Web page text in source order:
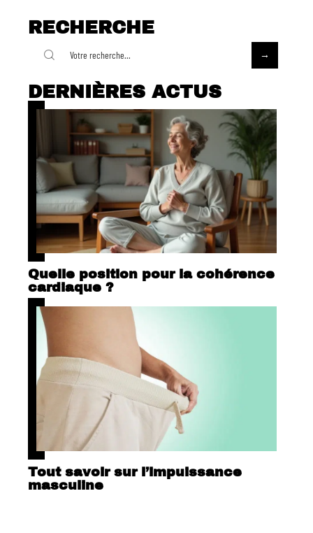
RECHERCHE
DERNIÈRES ACTUS
Quelle position pour la cohérence
cardiaque ?
Tout savoir sur l’impuissance
masculine